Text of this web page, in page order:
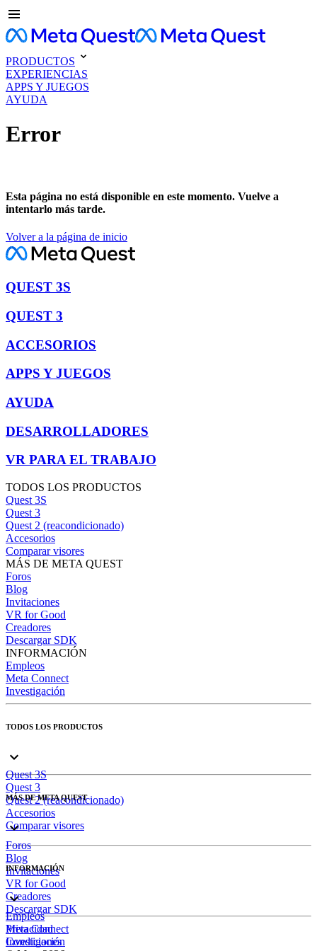
PRODUCTOS
EXPERIENCIAS
APPS Y JUEGOS
AYUDA
Error
Esta página no está disponible en este momento. Vuelve a
intentarlo más tarde.
Volver a la página de inicio
QUEST 3S
QUEST 3
ACCESORIOS
APPS Y JUEGOS
AYUDA
DESARROLLADORES
VR PARA EL TRABAJO
TODOS LOS PRODUCTOS
Quest 3S
Quest 3
Quest 2 (reacondicionado)
Accesorios
Comparar visores
MÁS DE META QUEST
Foros
Blog
Invitaciones
VR for Good
Creadores
Descargar SDK
INFORMACIÓN
Empleos
Meta Connect
Investigación
TODOS LOS PRODUCTOS
Quest 3S
Quest 3
Quest 2 (reacondicionado)
Accesorios
Comparar visores
MÁS DE META QUEST
Foros
Blog
Invitaciones
VR for Good
Creadores
Descargar SDK
INFORMACIÓN
Empleos
Meta Connect
Investigación
Privacidad
Condiciones